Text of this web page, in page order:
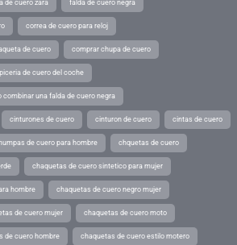
de cuero zara falda de cuero negra
correa de cuero para reloj
de cuero comprar chupa de cuero
de cuero del coche
combinar una falda de cuero negra
cinturones de cuero cinturon de cuero cintas de cuero
de cuero para hombre chquetas de cuero
chaquetas de cuero sintetico para mujer
hombre chaquetas de cuero negro mujer
de cuero mujer chaquetas de cuero moto
de cuero hombre chaquetas de cuero estilo motero